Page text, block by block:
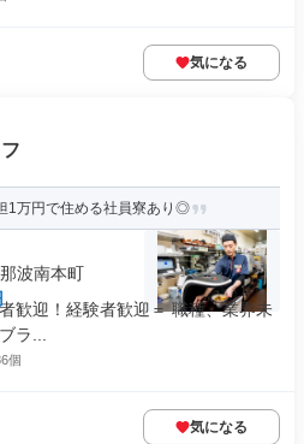
気になる
1万円で住める社員寮あり◎
波南本町
歓迎！経験者歓迎＝ 職種、業界未
ラ...
個
気になる